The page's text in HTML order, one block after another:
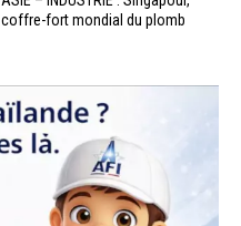
coffre-fort mondial du plomb